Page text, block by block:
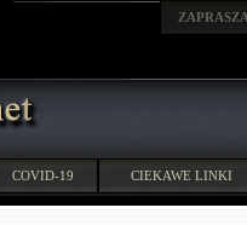
COVID-19 CIEKAWE LINKI